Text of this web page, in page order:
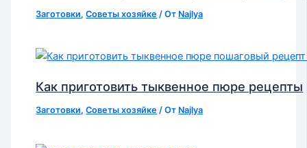
Заготовки,Советы хозяйке / От Najlya
Как приготовить тыквенное пюре рецепты
Заготовки,Советы хозяйке / От Najlya